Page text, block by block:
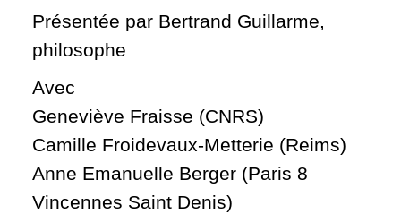
Présentée par Bertrand Guillarme,
philosophe
Avec
Geneviève Fraisse (CNRS)
Camille Froidevaux-Metterie (Reims)
Anne Emanuelle Berger (Paris 8
Vincennes Saint Denis)